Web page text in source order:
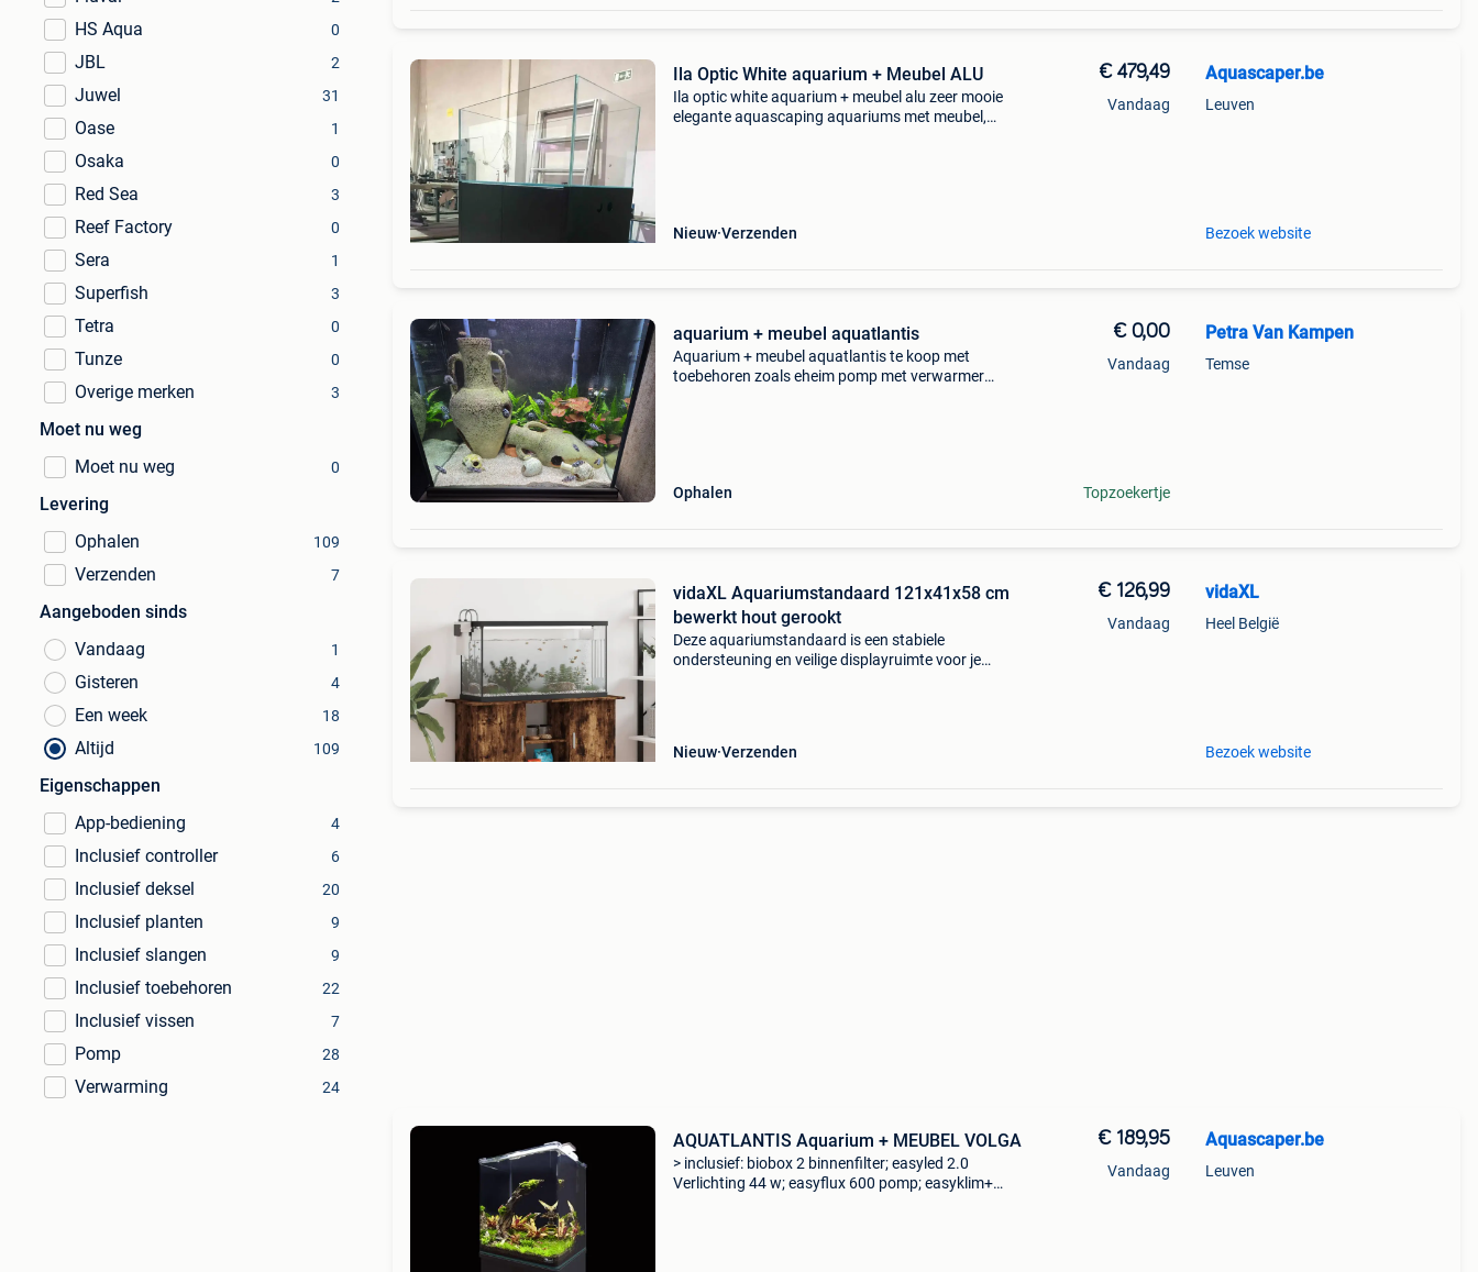
HS Aqua 0
JBL 2
Juwel 31
Oase 1
Osaka 0
Red Sea 3
Reef Factory 0
Sera 1
Superfish 3
Tetra 0
Tunze 0
Overige merken 3
Moet nu weg
Moet nu weg
0
Levering
Ophalen
109
Verzenden 7
Aangeboden sinds
Vandaag
1
Gisteren 4
Een week 18
Altijd 109
Eigenschappen
App-bediening
4
Inclusief controller 6
Inclusief deksel 20
Inclusief planten 9
Inclusief slangen 9
Inclusief toebehoren 22
Inclusief vissen 7
Pomp 28
Verwarming 24
Ila Optic White aquarium + Meubel ALU
Ila optic white aquarium + meubel alu zeer mooie
elegante aquascaping aquariums met meubel,
Nieuw Verzenden
€ 479,49
Vandaag
Aquascaper.be
Leuven
Bezoek website
aquarium + meubel aquatlantis
Aquarium + meubel aquatlantis te koop met
toebehoren zoals eheim pomp met verwarmer
Ophalen
€ 0,00
Vandaag
Topzoekertje
Petra Van Kampen
Temse
vidaXL Aquariumstandaard 121x41x58 cm
bewerkt hout gerookt
Deze aquariumstandaard is een stabiele
ondersteuning en veilige displayruimte voor je
Nieuw Verzenden
€ 126,99
Vandaag
vidaXL
Heel België
Bezoek website
AQUATLANTIS Aquarium + MEUBEL VOLGA
> inclusief: biobox 2 binnenfilter; easyled 2.0
Verlichting 44 w; easyflux 600 pomp; easyklim+
€ 189,95
Vandaag
Aquascaper.be
Leuven